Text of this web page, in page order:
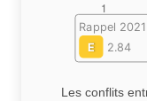
Rappel
E
2.84
Les conflits